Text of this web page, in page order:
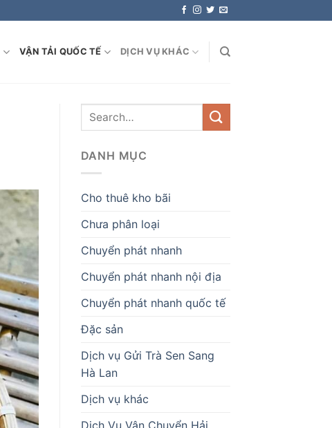
VẬN TẢI QUỐC TẾ DỊCH VỤ KHÁC
DANH MỤC
Cho thuê kho bãi
Chưa phân loại
Chuyển phát nhanh
Chuyển phát nhanh nội địa
Chuyển phát nhanh quốc tế
Đặc sản
Dịch vụ Gửi Trà Sen Sang
Hà Lan
Dịch vụ khác
Dịch Vụ Vận Chuyển Hải